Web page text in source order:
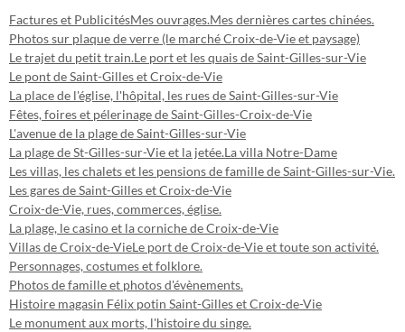
Factures et PublicitésMes ouvrages.Mes dernières cartes chinées.
Photos sur plaque de verre (le marché Croix-de-Vie et paysage)
Le trajet du petit train.Le port et les quais de Saint-Gilles-sur-Vie
Le pont de Saint-Gilles et Croix-de-Vie
La place de l'église, l'hôpital, les rues de Saint-Gilles-sur-Vie
Fêtes, foires et pélerinage de Saint-Gilles-Croix-de-Vie
L'avenue de la plage de Saint-Gilles-sur-Vie
La plage de St-Gilles-sur-Vie et la jetée.La villa Notre-Dame
Les villas, les chalets et les pensions de famille de Saint-Gilles-sur-Vie.
Les gares de Saint-Gilles et Croix-de-Vie
Croix-de-Vie, rues, commerces, église.
La plage, le casino et la corniche de Croix-de-Vie
Villas de Croix-de-VieLe port de Croix-de-Vie et toute son activité.
Personnages, costumes et folklore.
Photos de famille et photos d'évènements.
Histoire magasin Félix potin Saint-Gilles et Croix-de-Vie
Le monument aux morts, l'histoire du singe.